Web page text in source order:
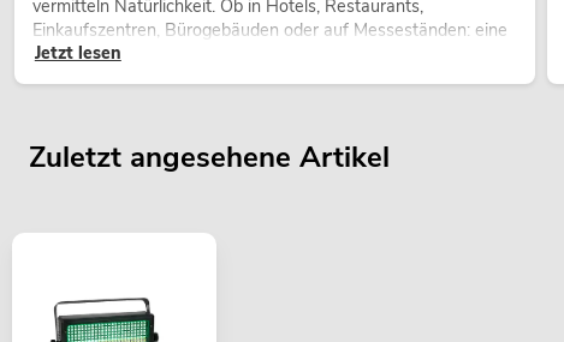
vermitteln Natürlichkeit. Ob in Hotels, Restaurants,
Einkaufszentren, Bürogebäuden oder auf Messeständen: eine
hochwertige Begrünung gehört heute längst zum modernen
Raumkonzept.
Jetzt lesen
Zuletzt angesehene Artikel